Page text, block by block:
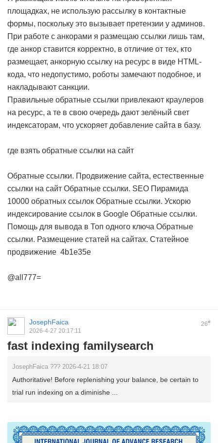
площадках, не использую рассылку в контактные
формы, поскольку это вызывает претензии у админов.
При работе с анкорами я размещаю ссылки лишь там,
где анкор ставится корректно, в отличие от тех, кто
размещает, анкорную ссылку на ресурс в виде HTML-
кода, что недопустимо, роботы замечают подобное, и
накладывают санкции.
Правильные обратные ссылки привлекают краулеров
на ресурс, а те в свою очередь дают зелёный свет
индексаторам, что ускоряет добавление сайта в базу.
где взять обратные ссылки на сайт
Обратные ссылки. Продвижение сайта, естественные
ссылки на сайт Обратные ссылки. SEO Пирамида
10000 обратных ссылок Обратные ссылки. Ускорю
индексирование ссылок в Google Обратные ссылки.
Помощь для вывода в Топ одного ключа Обратные
ссылки. Размещение статей на сайтах. Статейное
продвижение 4b1e35e
@all777=
26#
JosephFaica
2026-4-27 20:17:11
fast indexing familysearch
JosephFaica ??? 2026-4-21 18:07
Authoritative! Before replenishing your balance, be certain to
trial run indexing on a diminishe ...